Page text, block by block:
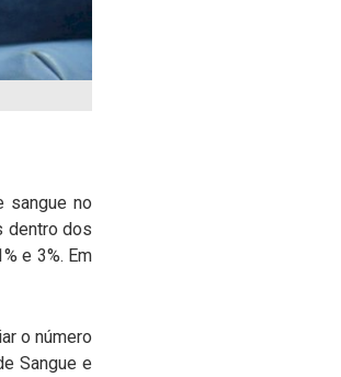
sangue no
dentro dos
e 3%. Em
o número
Sangue e